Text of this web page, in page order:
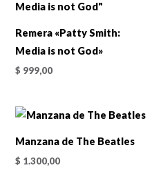
Remera «Patty Smith:
Media is not God»
$ 999,00
Manzana de The Beatles
$ 1.300,00